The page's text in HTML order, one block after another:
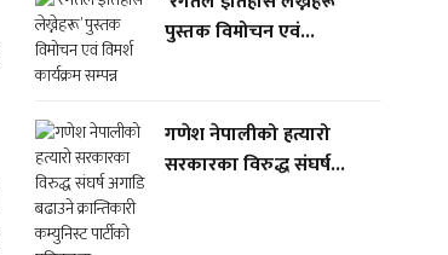
पुस्तक विमोचन एवं...
गणेश नेपालीको हत्यारो
सरकारका विरुद्ध संघर्ष...